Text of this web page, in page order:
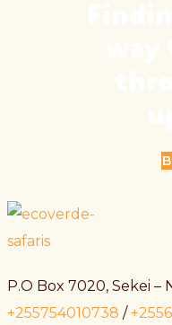
P.O Box 7020, Sekei –
+255754010738 /